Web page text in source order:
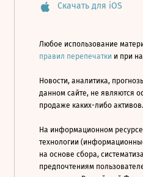
Скачать для iOS
Любое использование
правил перепечатки и при
Новости, аналитика,
данном сайте, не являются
продаже каких-либо активов.
На информационном
технологии
на основе сбора,
предпочтениям